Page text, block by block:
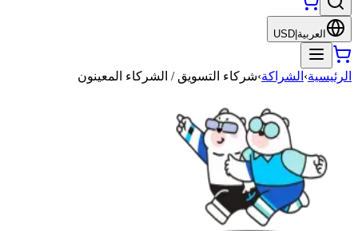
العربية USD
الرئيسية› الشراكة›شركاء التسويق / الشركاء المعينون